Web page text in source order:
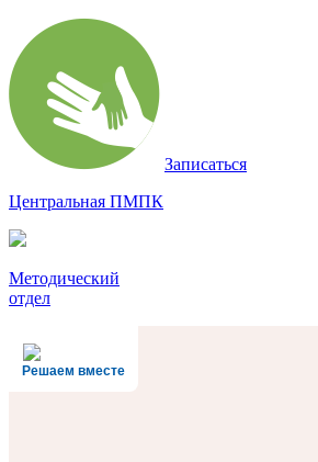
Записаться
Центральная ПМПК
Методический
отдел
Решаем вместе